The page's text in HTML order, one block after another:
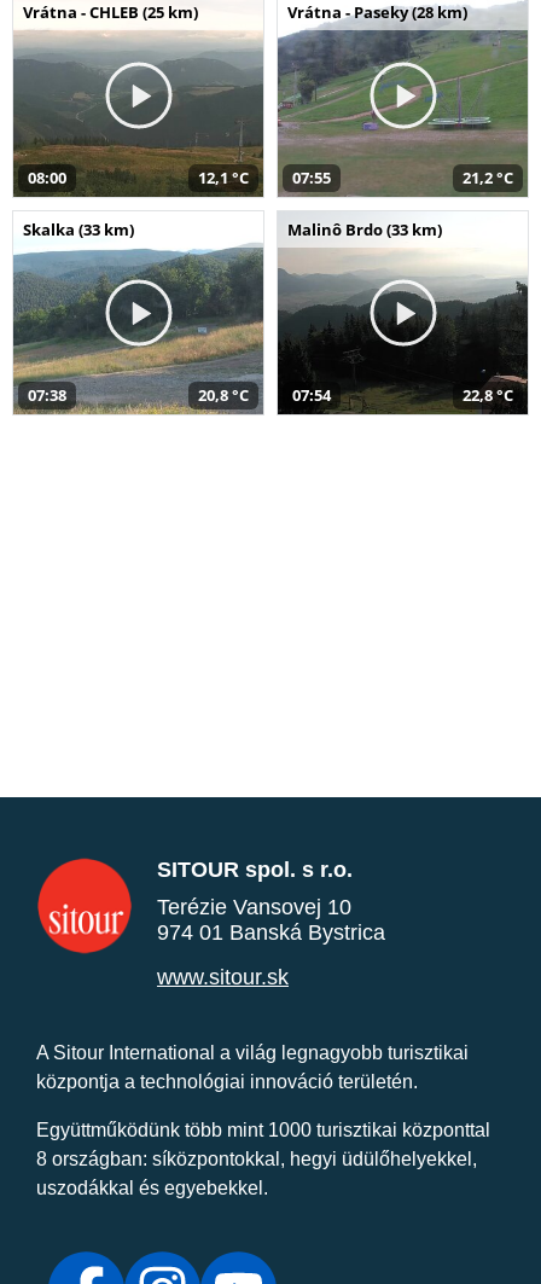
Vrátna - CHLEB (25 km)
08:00 12,1 °C
Vrátna - Paseky (28 km)
07:55 21,2 °C
Skalka (33 km)
07:38 20,8 °C
Malinô Brdo (33 km)
07:54 22,8 °C
SITOUR spol. s r.o.
Terézie Vansovej 10
974 01 Banská Bystrica
www.sitour.sk
A Sitour International a világ legnagyobb turisztikai
központja a technológiai innováció területén.
Együttműködünk több mint 1000 turisztikai központtal
8 országban: síközpontokkal, hegyi üdülőhelyekkel,
uszodákkal és egyebekkel.